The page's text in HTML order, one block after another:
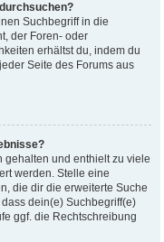
Suchbegriff in die
der Foren- oder
erhältst du, indem du
Seite des Forums aus
gehalten und enthielt zu viele
werden. Stelle eine
die dir die erweiterte Suche
dein(e) Suchbegriff(e)
ggf. die Rechtschreibung